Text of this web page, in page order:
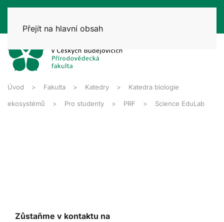
Přejít na hlavní obsah
Úvod Fakulta Katedry Katedra biologie
ekosystémů Pro studenty PRF Science EduLab
Zůstaňme v kontaktu na